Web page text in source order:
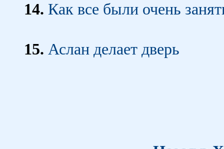
14. Как все были очень
15. Аслан делает дверь